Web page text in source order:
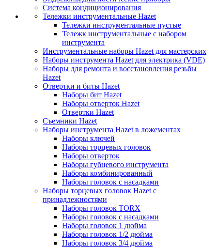
Система кондиционирования
Тележки инструментальные Hazet
Тележки инструментальные пустые
Тележк инструментальные с набором
инструмента
Инструментальные наборы Hazet для мастерских
Наборы инструмента Hazet для электрика (VDE)
Наборы для ремонта и восстановления резьбы
Hazet
Отвертки и биты Hazet
Наборы бит Hazet
Наборы отверток Hazet
Отвертки Hazet
Съемники Hazet
Наборы инструмента Hazet в ложементах
Наборы ключей
Наборы торцевых головок
Наборы отверток
Наборы губцевого инструмента
Наборы комбинированный
Наборы головок с насадками
Наборы торцевых головок Hazet с
принадлежностями
Наборы головок TORX
Наборы головок с насадками
Наборы головок 1 дюйма
Наборы головок 1/2 дюйма
Наборы головок 3/4 дюйма